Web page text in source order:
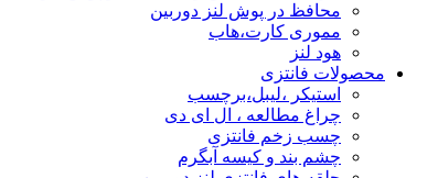
محافظ در پوش لنز دوربین
مموری کارت،هاب
هود لنز
محصولات فانتزی
استیکر ،لیبل،برچسب
چراغ مطالعه ، ال ای دی
چسب زخم فانتزی
چشم بند و کیسه آبگرم